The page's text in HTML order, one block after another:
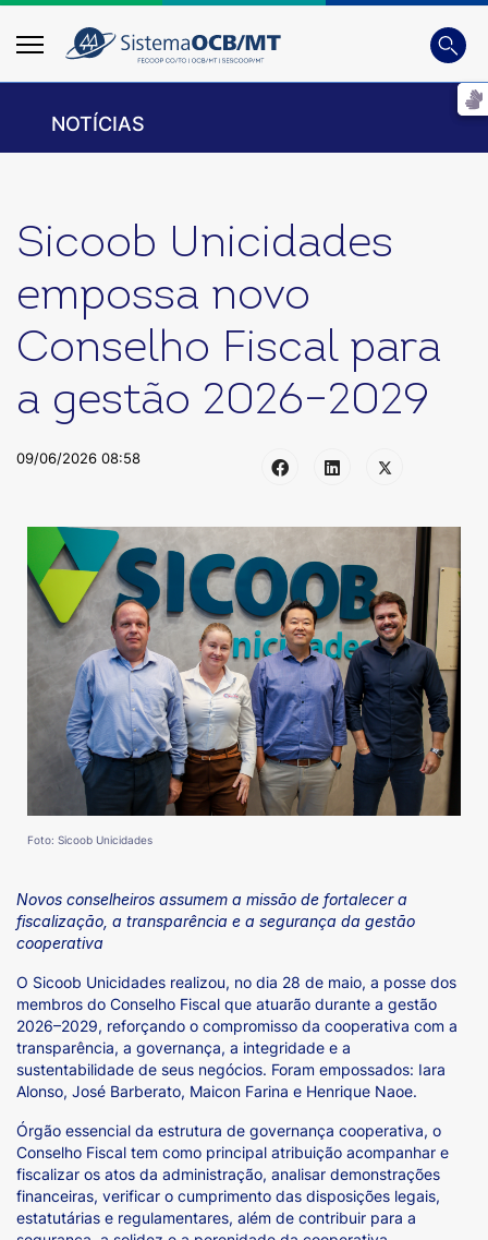
Busca
Digite
NOTÍCIAS
Sicoob Unicidades
empossa novo
Conselho Fiscal para
a gestão 2026–2029
09/06/2026 08:58
Foto: Sicoob Unicidades
Novos conselheiros assumem a missão de fortalecer a
fiscalização, a transparência e a segurança da gestão
cooperativa
O Sicoob Unicidades realizou, no dia 28 de maio, a posse dos
membros do Conselho Fiscal que atuarão durante a gestão
2026–2029, reforçando o compromisso da cooperativa com a
transparência, a governança, a integridade e a
sustentabilidade de seus negócios. Foram empossados: Iara
Alonso, José Barberato, Maicon Farina e Henrique Naoe.
Órgão essencial da estrutura de governança cooperativa, o
Conselho Fiscal tem como principal atribuição acompanhar e
fiscalizar os atos da administração, analisar demonstrações
financeiras, verificar o cumprimento das disposições legais,
estatutárias e regulamentares, além de contribuir para a